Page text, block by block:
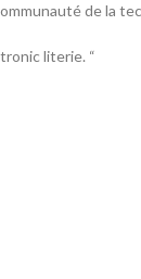
de la
literie. “